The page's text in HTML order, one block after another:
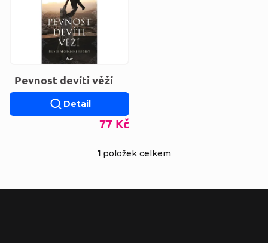
Pevnost devíti věží
77 Kč
Detail
1 položek celkem